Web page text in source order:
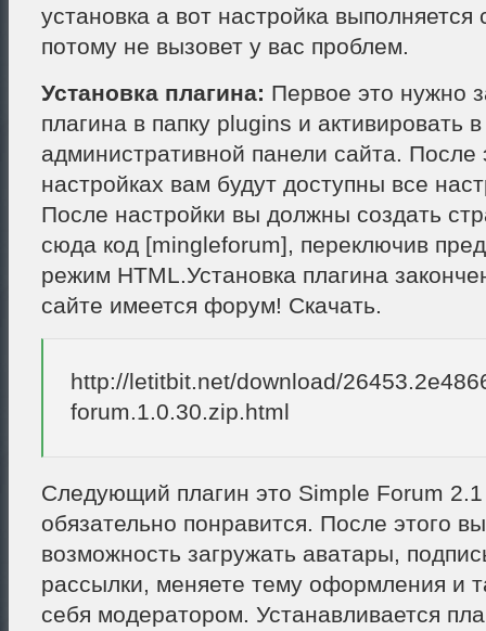
установка а вот настройка выполняется
потому не вызовет у вас проблем.
Установка плагина: Первое это нужно
плагина в папку plugins и активировать в
административной панели сайта. После
настройках вам будут доступны все
После настройки вы должны создать
сюда код [mingleforum], переключив
режим HTML.Установка плагина
сайте имеется форум! Скачать.
http://letitbit.net/download/
forum.1.0.30.zip.html
Следующий плагин это Simple Forum
обязательно понравится. После этого
возможность загружать аватары,
рассылки, меняете тему оформления и
себя модератором. Устанавливается